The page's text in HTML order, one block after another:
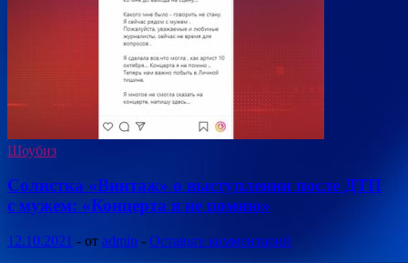
Шоубиз
Солистка «Винтаж» о выступлении после ДТП
с мужем: «Концерта я не помню»
12.10.2021 - от admin - Оставьте комментарий